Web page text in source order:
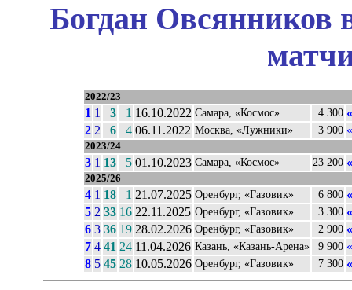
Богдан Овсянников
2022/23
1 1 3 1 16.10.2022 Самара, «Космос» 4 300
2 2 6 4 06.11.2022 Москва, «Лужники» 3 900
2023/24
3 1 13 5 01.10.2023 Самара, «Космос» 23 200
2025/26
4 1 18 1 21.07.2025 Оренбург, «Газовик» 6 800
5 2 33 16 22.11.2025 Оренбург, «Газовик» 3 300
6 3 36 19 28.02.2026 Оренбург, «Газовик» 2 900
7 4 41 24 11.04.2026 Казань, «Казань-Арена» 9 900
8 5 45 28 10.05.2026 Оренбург, «Газовик» 7 300